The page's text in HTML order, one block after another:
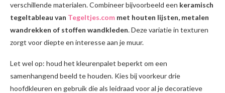
verschillende materialen. Combineer bijvoorbeeld een keramisch
tegeltableau van Tegeltjes.com met houten lijsten, metalen
wandrekken of stoffen wandkleden. Deze variatie in texturen
zorgt voor diepte en interesse aan je muur.
Let wel op: houd het kleurenpalet beperkt om een
samenhangend beeld te houden. Kies bij voorkeur drie
hoofdkleuren en gebruik die als leidraad voor al je decoratieve